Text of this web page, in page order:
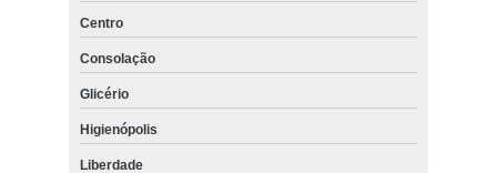
Centro
Consolação
Glicério
Higienópolis
Liberdade